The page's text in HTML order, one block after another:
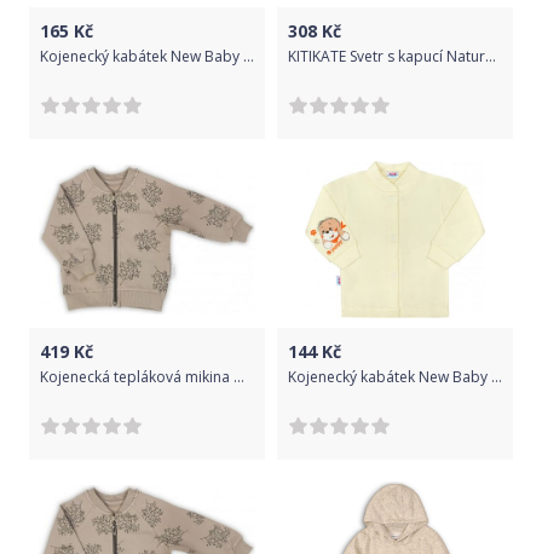
165 Kč
Kojenecký kabátek New Baby puppy béžový, Béžová, 68 (4-6m)
308 Kč
KITIKATE Svetr s kapucí Natural 62
419 Kč
Kojenecká tepláková mikina Nicol Ella béžová, Béžová, 92 (18-24m)
144Kč
Kojenecký kabátek New Baby puppy béžový, Béžová, 56 (0-3m)